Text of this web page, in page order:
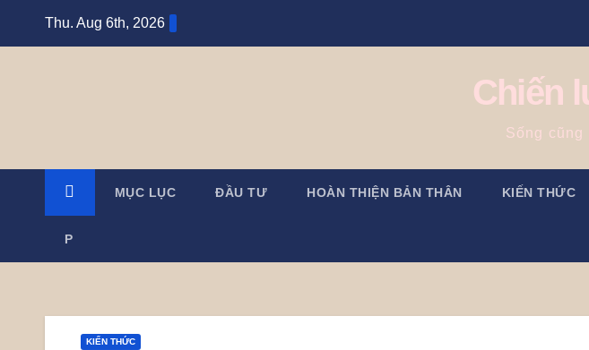
Thu. Aug 6th, 2026
Chiến
Sống
MỤC LỤC ĐẦU TƯ HOÀN THIỆN BẢN THÂN KIẾN THỨC
P
KIẾN THỨC